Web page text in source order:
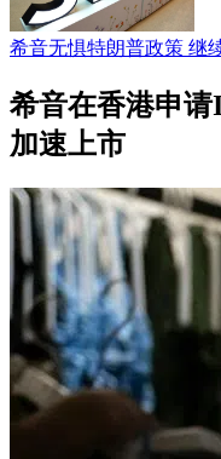
希音无惧特朗普政策 继
希音在香港申
加速上市